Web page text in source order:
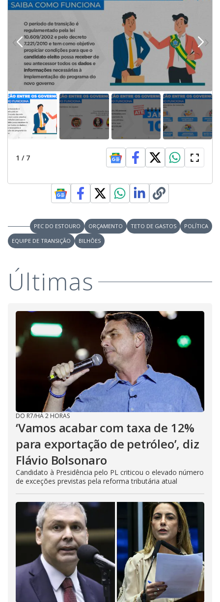
1 / 7
PEC DO ESTOURO ORÇAMENTO TETO DE GASTOS
POLÍTICA
EQUIPE DE TRANSIÇÃO
BILHÕES
Últimas
DO R7/HÁ 2 HORAS
‘Vamos acabar com taxa de 12%
para exportação de petróleo’, diz
Flávio Bolsonaro
Candidato à Presidência pelo PL criticou o elevado número
de exceções previstas pela reforma tributária atual